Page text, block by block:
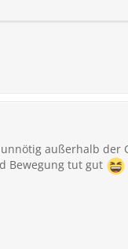
außerhalb der
Bewegung tut gut